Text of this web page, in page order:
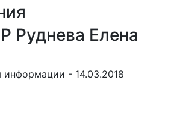
Руднева Елена
информации - 14.03.2018